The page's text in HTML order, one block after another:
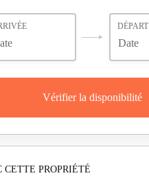
DÉPART
Vérifier la disponibilité
CETTE PROPRIÉTÉ